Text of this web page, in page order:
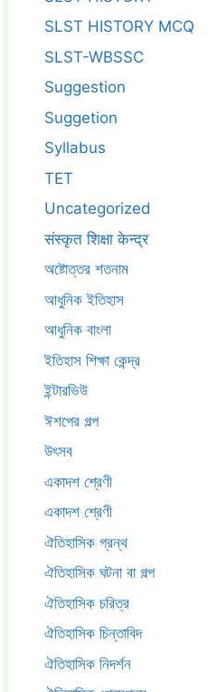
SLST HISTORY MCQ
SLST-WBSSC
Suggestion
Suggetion
Syllabus
TET
Uncategorized
संस्कृत शिक्षा केन्द्र
অষ্টোত্তর শতনাম
আধুনিক ইতিহাস
আধুনিক বাংলা
ইতিহাস শিক্ষা কেন্দ্র
ইন্টারভিউ
ঈশপের গল্প
উৎসব
একাদশ শ্রেণী
একাদশ শ্রেণী
ঐতিহাসিক গ্রন্থ
ঐতিহাসিক ঘটনা বা গল্প
ঐতিহাসিক চরিত্র
ঐতিহাসিক চিন্তাবিদ
ঐতিহাসিক নিদর্শন